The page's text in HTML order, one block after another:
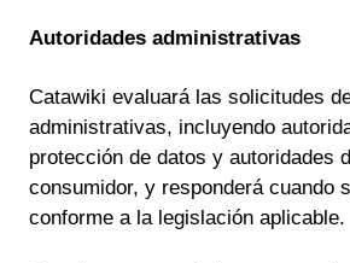
Autoridades administrativas
Catawiki evaluará las solicitudes
administrativas, incluyendo
protección de datos y autoridades
consumidor, y responderá cuando
conforme a la legislación aplicable.